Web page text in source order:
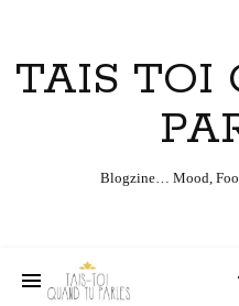
TAIS TOI
Blogzine… Mood,